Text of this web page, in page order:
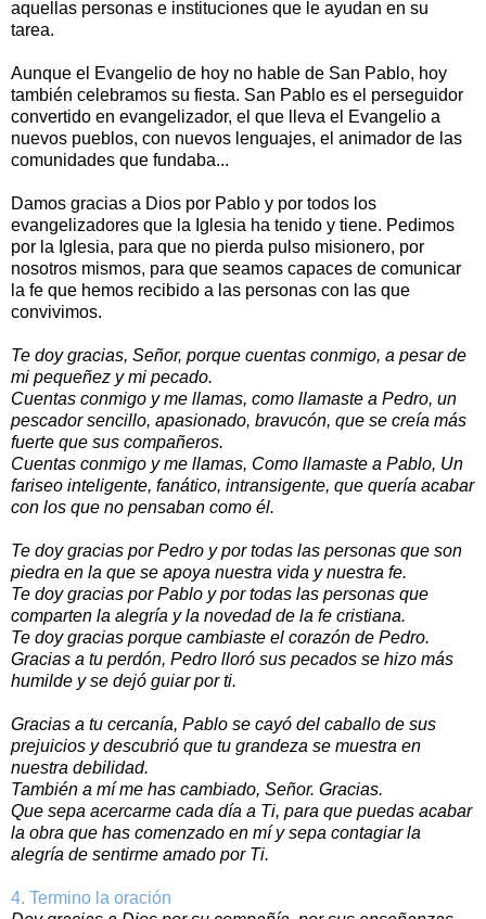
aquellas personas e instituciones que le ayudan en su
tarea.
Aunque el Evangelio de hoy no hable de San Pablo, hoy
también celebramos su fiesta. San Pablo es el perseguidor
convertido en evangelizador, el que lleva el Evangelio a
nuevos pueblos, con nuevos lenguajes, el animador de las
comunidades que fundaba...
Damos gracias a Dios por Pablo y por todos los
evangelizadores que la Iglesia ha tenido y tiene. Pedimos
por la Iglesia, para que no pierda pulso misionero, por
nosotros mismos, para que seamos capaces de comunicar
la fe que hemos recibido a las personas con las que
convivimos.
Te doy gracias, Señor, porque cuentas conmigo, a pesar de
mi pequeñez y mi pecado.
Cuentas conmigo y me llamas, como llamaste a Pedro, un
pescador sencillo, apasionado, bravucón, que se creía más
fuerte que sus compañeros.
Cuentas conmigo y me llamas, Como llamaste a Pablo, Un
fariseo inteligente, fanático, intransigente, que quería acabar
con los que no pensaban como él.
Te doy gracias por Pedro y por todas las personas que son
piedra en la que se apoya nuestra vida y nuestra fe.
Te doy gracias por Pablo y por todas las personas que
comparten la alegría y la novedad de la fe cristiana.
Te doy gracias porque cambiaste el corazón de Pedro.
Gracias a tu perdón, Pedro lloró sus pecados se hizo más
humilde y se dejó guiar por ti.
Gracias a tu cercanía, Pablo se cayó del caballo de sus
prejuicios y descubrió que tu grandeza se muestra en
nuestra debilidad.
También a mí me has cambiado, Señor. Gracias.
Que sepa acercarme cada día a Ti, para que puedas acabar
la obra que has comenzado en mí y sepa contagiar la
alegría de sentirme amado por Ti.
4. Termino la oración